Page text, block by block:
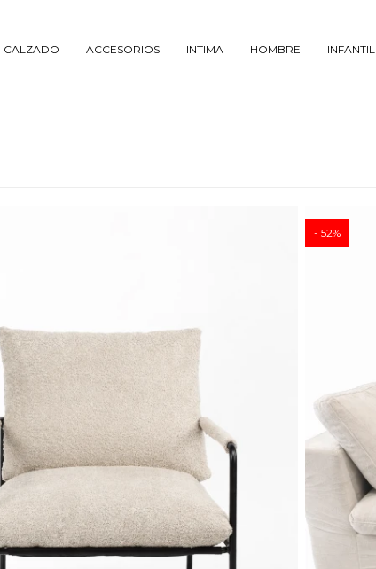
CALZADO ACCESORIOS INTIMA HOMBRE INFANTIL
52